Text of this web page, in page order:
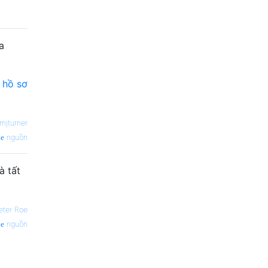
hồ sơ
mjturner
nguồn
tất
Roe
nguồn